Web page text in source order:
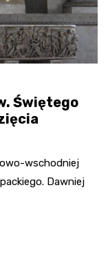
Świętego
wschodniej
Dawniej